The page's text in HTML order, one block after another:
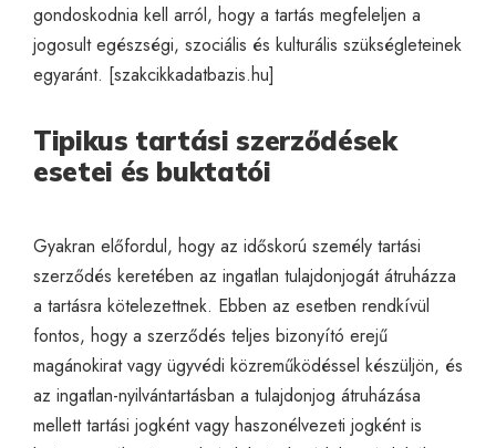
gondoskodnia kell arról, hogy a tartás megfeleljen a
jogosult egészségi, szociális és kulturális szükségleteinek
egyaránt. [szakcikkadatbazis.hu]
Tipikus tartási szerződések
esetei és buktatói
Gyakran előfordul, hogy az időskorú személy tartási
szerződés keretében az ingatlan tulajdonjogát átruházza
a tartásra kötelezettnek. Ebben az esetben rendkívül
fontos, hogy a szerződés teljes bizonyító erejű
magánokirat vagy ügyvédi közreműködéssel készüljön, és
az ingatlan-nyilvántartásban a tulajdonjog átruházása
mellett tartási jogként vagy haszonélvezeti jogként is